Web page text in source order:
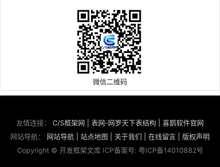
微信二维码
友情连接： C/S框架网 表网-网罗天下表结构
喜鹊软件官网
网站导航： 网站导航 站点地图 关于我们 在线留言
版权声明
Copyright © 开发框架文库 ICP备案号: 粤ICP备14010882号